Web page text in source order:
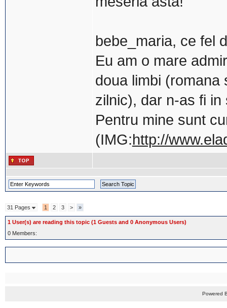
bebe_maria, ce fel
Eu am o mare
doua limbi (romana
zilnic), dar n-as fi
Pentru mine sunt
(IMG:http://
31 Pages 1 2 3 > »
1 User(s) are reading this topic (1 Guests and 0 Anonymous Users)
0 Members:
Powered